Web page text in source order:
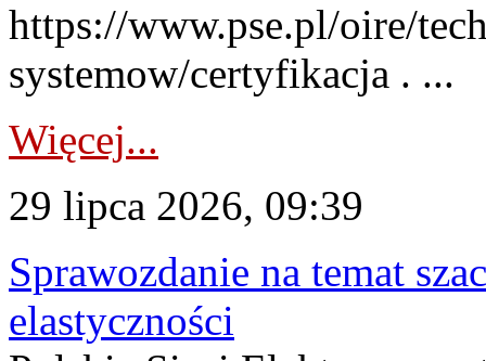
https://www.pse.pl/oire/
systemow/certyfikacja . ...
Więcej...
29 lipca 2026, 09:39
Sprawozdanie na temat
elastyczności